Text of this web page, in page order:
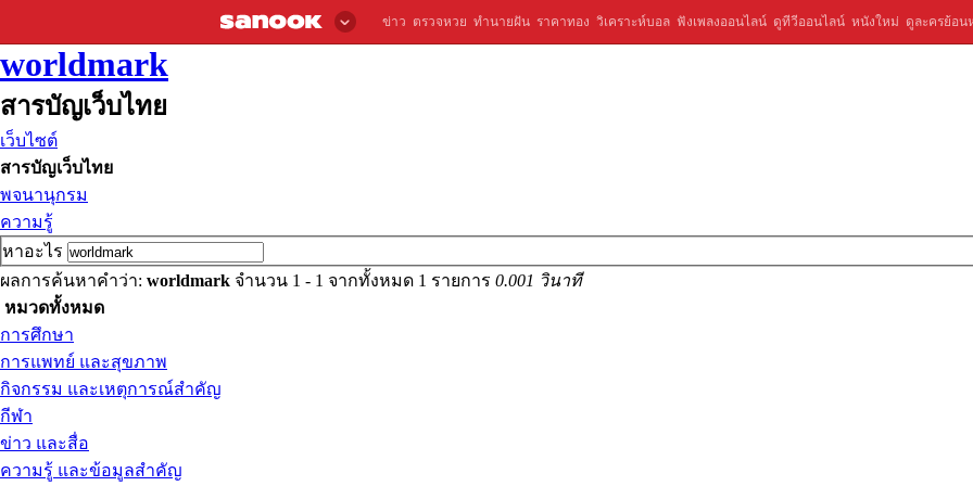
ข่าว ตรวจหวย ทำนายฝัน ราคาทอง วิเคราะห์บอล ฟังเพลงออนไลน์ ดูทีวีออนไลน์ หนังใหม่ ดูละครย้อน
worldmark
สารบัญเว็บไทย
เว็บไซต์
สารบัญเว็บไทย
พจนานุกรม
ความรู้
หาอะไร
ผลการค้นหาคำว่า: worldmark จำนวน 1 - 1 จากทั้งหมด 1 รายการ 0.001 วินาที
หมวดทั้งหมด
การศึกษา
การแพทย์ และสุขภาพ
กิจกรรม และเหตุการณ์สำคัญ
กีฬา
ข่าว และสื่อ
ความรู้ และข้อมูลสำคัญ